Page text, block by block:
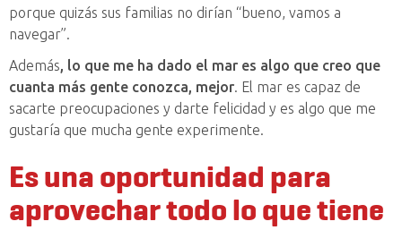
porque quizás sus familias no dirían “bueno, vamos a
navegar”.
Además, lo que me ha dado el mar es algo que creo que
cuanta más gente conozca, mejor. El mar es capaz de
sacarte preocupaciones y darte felicidad y es algo que me
gustaría que mucha gente experimente.
Es una oportunidad para
aprovechar todo lo que tiene